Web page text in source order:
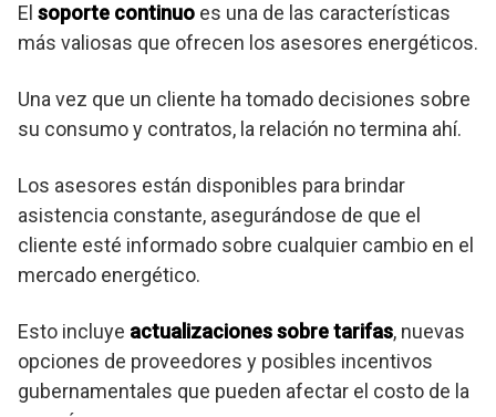
El soporte continuo es una de las características
más valiosas que ofrecen los asesores energéticos.
Una vez que un cliente ha tomado decisiones sobre
su consumo y contratos, la relación no termina ahí.
Los asesores están disponibles para brindar
asistencia constante, asegurándose de que el
cliente esté informado sobre cualquier cambio en el
mercado energético.
Esto incluye actualizaciones sobre tarifas, nuevas
opciones de proveedores y posibles incentivos
gubernamentales que pueden afectar el costo de la